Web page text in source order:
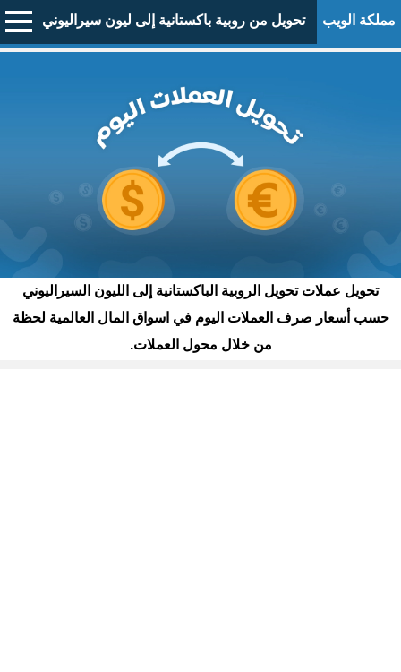
مملكة الويب تحويل من روبية باكستانية إلى ليون سيراليوني
تحويل عملات تحويل الروبية الباكستانية إلى الليون السيراليوني
حسب أسعار صرف العملات اليوم في اسواق المال العالمية لحظة
من خلال محول العملات.